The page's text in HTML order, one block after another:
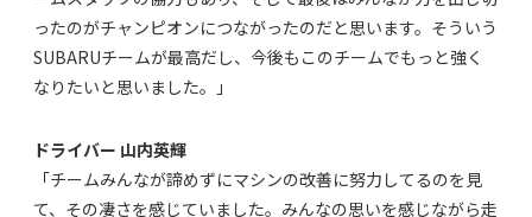
ったのがチャンピオンにつながったのだと思います。そういう
SUBARUチームが最高だし、今後もこのチームでもっと強く
なりたいと思いました。」
ドライバー 山内英輝
「チームみんなが諦めずにマシンの改善に努力してるのを見
て、その凄さを感じていました。みんなの思いを感じながら走